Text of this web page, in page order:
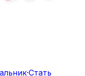
·Стать